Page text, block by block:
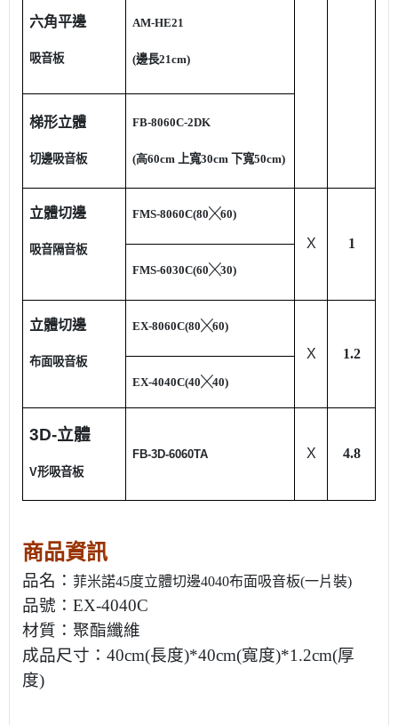
六角平邊
吸音板
AM-HE21
(邊長21cm)
梯形立體
切邊吸音板
FB-8060C-2DK
(高60cm 上寬30cm 下寬50cm)
立體切邊
吸音隔音板
FMS-8060C(80╳60)
X 1
FMS-6030C(60╳30)
立體切邊
布面吸音板
EX-8060C(80╳60)
X 1.2
EX-4040C(40╳40)
3D-立體
V形吸音板
FB-3D-6060TA X 4.8
商品資訊
品名： 菲米諾45度立體切邊4040布面吸音板(一片裝)
品號：EX-4040C
材質：聚酯纖維
成品尺寸： 40cm(長度)*40cm(寬度)*1.2cm(厚
度)